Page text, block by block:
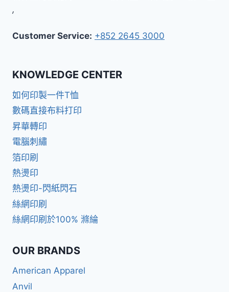
,
Customer Service: +852 2645 3000
KNOWLEDGE CENTER
如何印製一件T恤
數碼直接布料打印
昇華轉印
電腦刺繡
箔印刷
熱燙印
熱燙印-閃紙閃石
絲網印刷
絲網印刷於100% 滌綸
OUR BRANDS
American Apparel
Anvil